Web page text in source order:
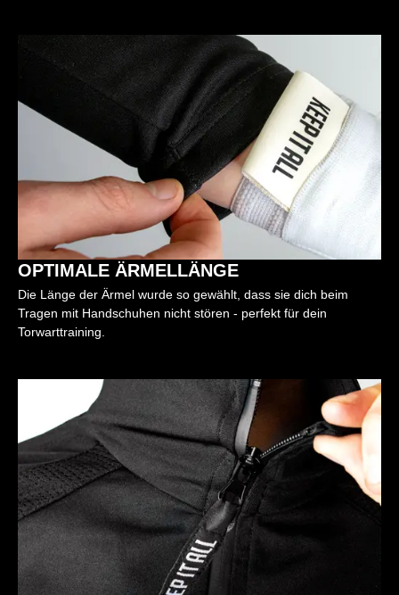
OPTIMALE ÄRMELLÄNGE
Die Länge der Ärmel wurde so gewählt, dass sie dich beim
Tragen mit Handschuhen nicht stören - perfekt für dein
Torwarttraining.